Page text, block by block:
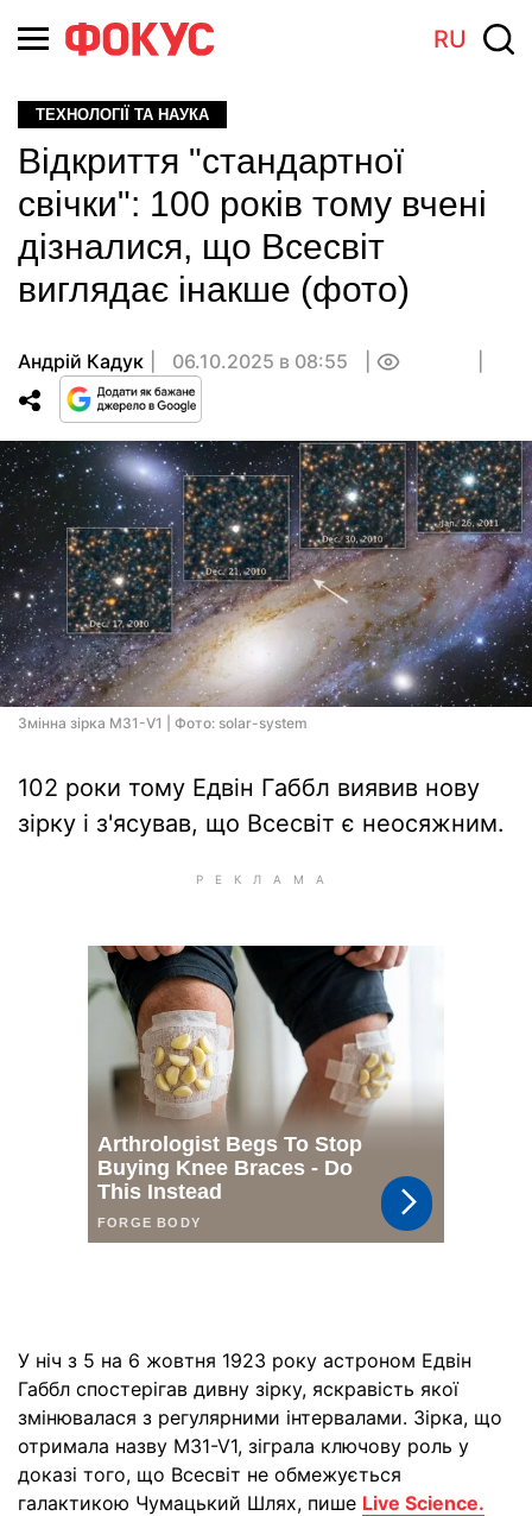
RU
ТЕХНОЛОГІЇ ТА НАУКА
Відкриття "стандартної
свічки": 100 років тому вчені
дізналися, що Всесвіт
виглядає інакше (фото)
Андрій Кадук 06.10.2025 в 08:55
Змінна зірка M31-V1 | Фото: solar-system
102 роки тому Едвін Габбл виявив нову
зірку і з'ясував, що Всесвіт є неосяжним.
У ніч з 5 на 6 жовтня 1923 року астроном Едвін
Габбл спостерігав дивну зірку, яскравість якої
змінювалася з регулярними інтервалами. Зірка, що
отримала назву M31-V1, зіграла ключову роль у
доказі того, що Всесвіт не обмежується
галактикою Чумацький Шлях, пише Live Science.